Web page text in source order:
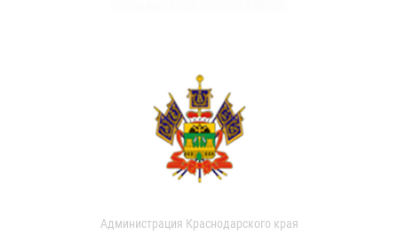
Администрация Краснодарского края